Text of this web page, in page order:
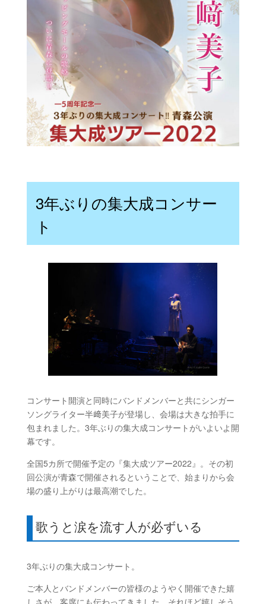
3年ぶりの集大成コンサー
ト
コンサート開演と同時にバンドメンバーと共にシンガー
ソングライター半﨑美子が登場し、会場は大きな拍手に
包まれました。3年ぶりの集大成コンサートがいよいよ開
幕です。
全国5カ所で開催予定の『集大成ツアー2022』。その初
回公演が青森で開催されるということで、始まりから会
場の盛り上がりは最高潮でした。
歌うと涙を流す人が必ずいる
3年ぶりの集大成コンサート。
ご本人とバンドメンバーの皆様のようやく開催できた嬉
しさが、客席にも伝わってきました。それほど嬉しそう